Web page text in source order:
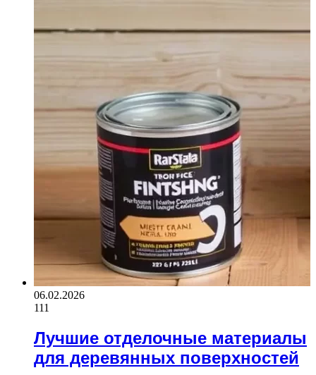
06.02.2026
111
Лучшие отделочные материалы
для деревянных поверхностей